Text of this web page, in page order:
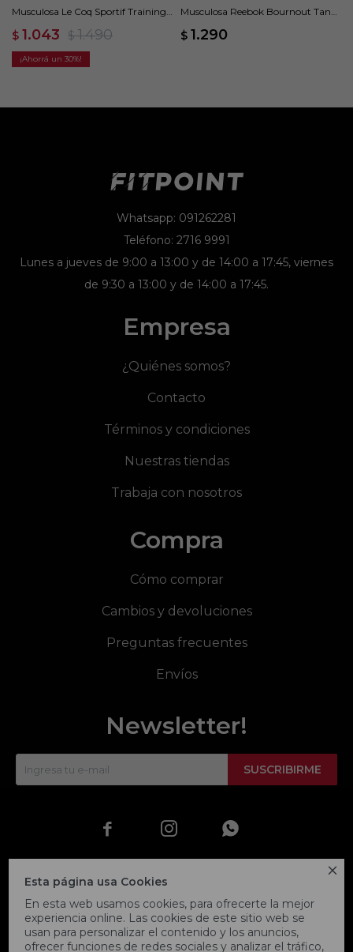

Esta página usa Cookies
En esta web usamos cookies, para ofrecerte la mejor
experiencia online. Las cookies de este sitio web se
usan para personalizar el contenido y los anuncios,
ofrecer funciones de redes sociales y analizar el tráfico,
Musculosa Le Coq Sportif Training
$ 1.043 $ 1.490
30
Musculosa Reebok Bournout Tank
$ 1.290
Whatsapp: 091262281
Teléfono: 2716 9991
Lunes a jueves de 9:00 a 13:00 y de 14:00 a 17:45, viernes
de 9:30 a 13:00 y de 14:00 a 17:45.
Empresa
¿Quiénes somos?
Contacto
Términos y condiciones
Nuestras tiendas
Trabaja con nosotros
Compra
Cómo comprar
Cambios y devoluciones
Preguntas frecuentes
Envíos
Newsletter!
SUSCRIBIRME
  